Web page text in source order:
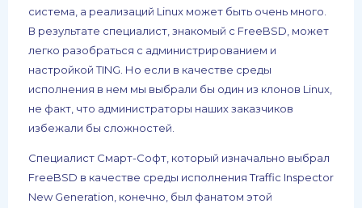
система, а реализаций Linux может быть очень много.
В результате специалист, знакомый с FreeBSD, может
легко разобраться с администрированием и
настройкой TING. Но если в качестве среды
исполнения в нем мы выбрали бы один из клонов Linux,
не факт, что администраторы наших заказчиков
избежали бы сложностей.
Специалист Смарт-Софт, который изначально выбрал
FreeBSD в качестве среды исполнения Traffic Inspector
New Generation, конечно, был фанатом этой